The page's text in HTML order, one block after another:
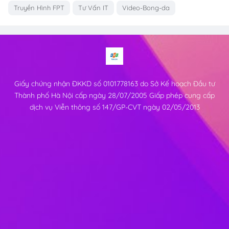
Truyền Hình FPT Tư Vấn IT Video-Bong-da
Giấy chứng nhận ĐKKD số 0101778163 do Sở Kế hoạch Đầu tư
Thành phố Hà Nội cấp ngày 28/07/2005 Giấp phép cung cấp
dịch vụ Viễn thông số 147/GP-CVT ngày 02/05/2013